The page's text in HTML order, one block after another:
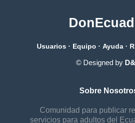
Usuarios · Equipo · Ayuda ·
© Designed by
Sobre
Comunidad para publicar
servicios para adultos del